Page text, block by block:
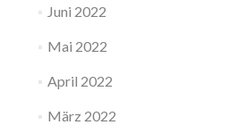
Juni 2022
Mai 2022
April 2022
März 2022